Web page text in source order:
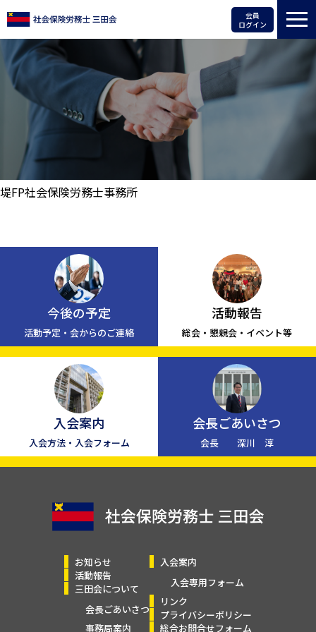
会員
ログイン
堤FP社会保険労務士事務所
今後の予定
活動予定・会からのご連絡
活動報告
総会・懇親会・イベント等
入会案内
入会方法・入会フォーム
会長ごあいさつ
会長 深川 淳
お知らせ
活動報告
三田会について
会長ごあいさつ
事務局案内
入会案内
入会専用フォーム
リンク
プライバシーポリシー
総合お問合せフォーム